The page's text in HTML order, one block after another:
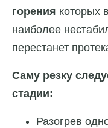
горения которых
наиболее
перестанет
Саму резку
стадии:
Разогрев